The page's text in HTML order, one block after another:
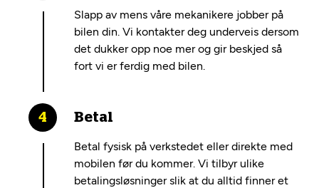
Slapp av mens våre mekanikere jobber på
bilen din. Vi kontakter deg underveis dersom
det dukker opp noe mer og gir beskjed så
fort vi er ferdig med bilen.
Betal
Betal fysisk på verkstedet eller direkte med
mobilen før du kommer. Vi tilbyr ulike
betalingsløsninger slik at du alltid finner et